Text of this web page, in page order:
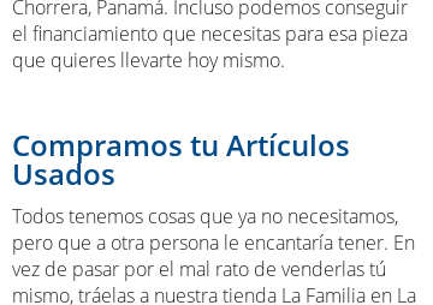
Chorrera, Panamá. Incluso podemos conseguir
el financiamiento que necesitas para esa pieza
que quieres llevarte hoy mismo.
Compramos tu Artículos
Usados
Todos tenemos cosas que ya no necesitamos,
pero que a otra persona le encantaría tener. En
vez de pasar por el mal rato de venderlas tú
mismo, tráelas a nuestra tienda La Familia en La